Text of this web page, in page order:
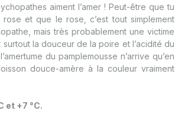
aiment l’amer ! Peut-être que tu
et que le rose, c’est tout simplement
mais très probablement une victime
la douceur de la poire et l’acidité du
du pamplemousse n’arrive qu’en
douce-amère à la couleur vraiment
et +7 °C.